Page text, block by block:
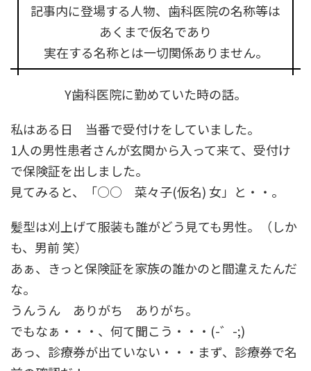
記事内に登場する人物、歯科医院の名称等は
あくまで仮名であり
実在する名称とは一切関係ありません。
Y歯科医院に勤めていた時の話。
私はある日 当番で受付けをしていました。
1人の男性患者さんが玄関から入って来て、受付け
で保険証を出しました。
見てみると、「○○ 菜々子(仮名) 女」と・・。
髪型は刈上げて服装も誰がどう見ても男性。（しか
も、男前 笑）
あぁ、きっと保険証を家族の誰かのと間違えたんだ
な。
うんうん ありがち ありがち。
でもなぁ・・・、何て聞こう・・・(-゛-;)
あっ、診療券が出ていない・・・まず、診療券で名